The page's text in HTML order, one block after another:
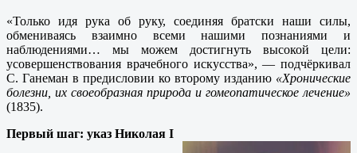
«Только идя рука об руку, соединяя братски наши силы,
обмениваясь взаимно всеми нашими познаниями и
наблюдениями… мы можем достигнуть высокой цели:
усовершенствования врачебного искусства», — подчёркивал
С. Ганеман в предисловии ко второму изданию «Хронические
болезни, их своеобразная природа и гомеопатическое лечение»
(1835).
Первый шаг: указ Николая I